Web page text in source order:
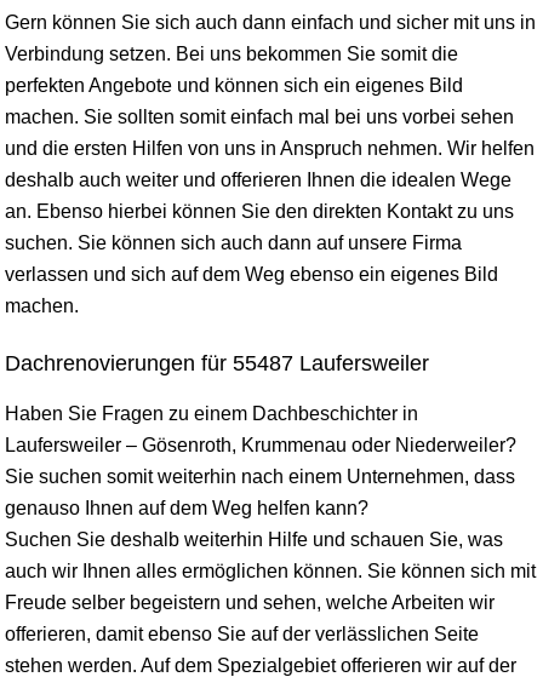
Gern können Sie sich auch dann einfach und sicher mit uns in
Verbindung setzen. Bei uns bekommen Sie somit die
perfekten Angebote und können sich ein eigenes Bild
machen. Sie sollten somit einfach mal bei uns vorbei sehen
und die ersten Hilfen von uns in Anspruch nehmen. Wir helfen
deshalb auch weiter und offerieren Ihnen die idealen Wege
an. Ebenso hierbei können Sie den direkten Kontakt zu uns
suchen. Sie können sich auch dann auf unsere Firma
verlassen und sich auf dem Weg ebenso ein eigenes Bild
machen.
Dachrenovierungen für 55487 Laufersweiler
Haben Sie Fragen zu einem Dachbeschichter in
Laufersweiler – Gösenroth, Krummenau oder Niederweiler?
Sie suchen somit weiterhin nach einem Unternehmen, dass
genauso Ihnen auf dem Weg helfen kann?
Suchen Sie deshalb weiterhin Hilfe und schauen Sie, was
auch wir Ihnen alles ermöglichen können. Sie können sich mit
Freude selber begeistern und sehen, welche Arbeiten wir
offerieren, damit ebenso Sie auf der verlässlichen Seite
stehen werden. Auf dem Spezialgebiet offerieren wir auf der